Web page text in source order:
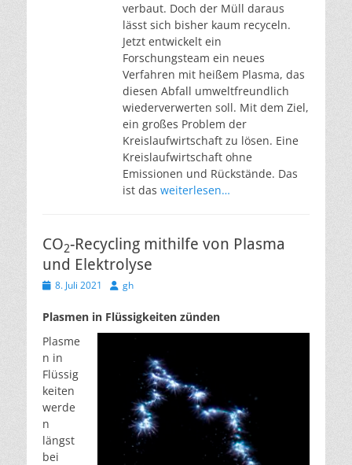
verbaut. Doch der Müll daraus
lässt sich bisher kaum recyceln.
Jetzt entwickelt ein
Forschungsteam ein neues
Verfahren mit heißem Plasma, das
diesen Abfall umweltfreundlich
wiederverwerten soll. Mit dem Ziel,
ein großes Problem der
Kreislaufwirtschaft zu lösen. Eine
Kreislaufwirtschaft ohne
Emissionen und Rückstände. Das
ist das weiterlesen…
CO2-Recycling mithilfe von Plasma
und Elektrolyse
Veröffentlicht
8. Juli 2021 Autor
gh
Plasmen in Flüssigkeiten zünden
Plasme
n in
Flüssig
keiten
werde
n
längst
bei